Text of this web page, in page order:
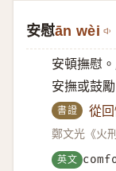
安慰ān wèi
安頓撫慰
安撫或鼓勵
書證 從
鄭文光《火刑
英文